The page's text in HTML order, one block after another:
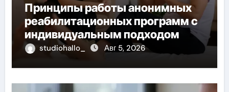
Принципы работы анонимных
реабилитационных программ с
индивидуальным подходом
studiohallo_ Авг 5, 2026